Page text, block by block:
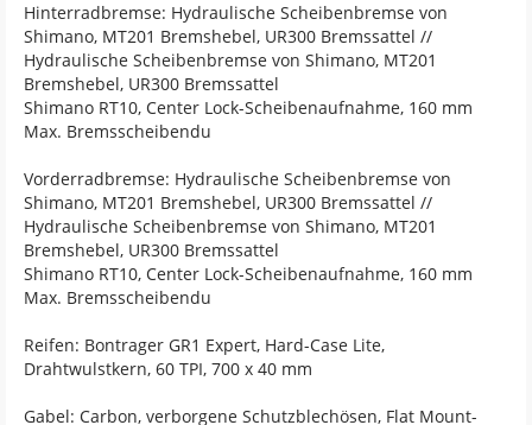
Hinterradbremse: Hydraulische Scheibenbremse von
Shimano, MT201 Bremshebel, UR300 Bremssattel //
Hydraulische Scheibenbremse von Shimano, MT201
Bremshebel, UR300 Bremssattel
Shimano RT10, Center Lock-Scheibenaufnahme, 160 mm
Max. Bremsscheibendu
Vorderradbremse: Hydraulische Scheibenbremse von
Shimano, MT201 Bremshebel, UR300 Bremssattel //
Hydraulische Scheibenbremse von Shimano, MT201
Bremshebel, UR300 Bremssattel
Shimano RT10, Center Lock-Scheibenaufnahme, 160 mm
Max. Bremsscheibendu
Reifen: Bontrager GR1 Expert, Hard-Case Lite,
Drahtwulstkern, 60 TPI, 700 x 40 mm
Gabel: Carbon, verborgene Schutzblechösen, Flat Mount-